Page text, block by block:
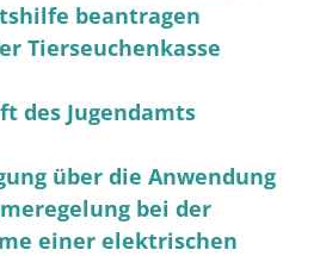
beantragen
Tierseuchenkasse
des Jugendamts
über die Anwendung
bei der
einer elektrischen